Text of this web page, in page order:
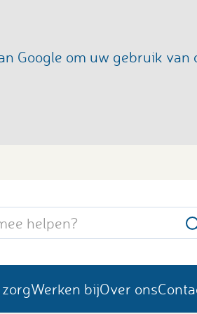
Google om uw gebruik
Werken bijOver ons